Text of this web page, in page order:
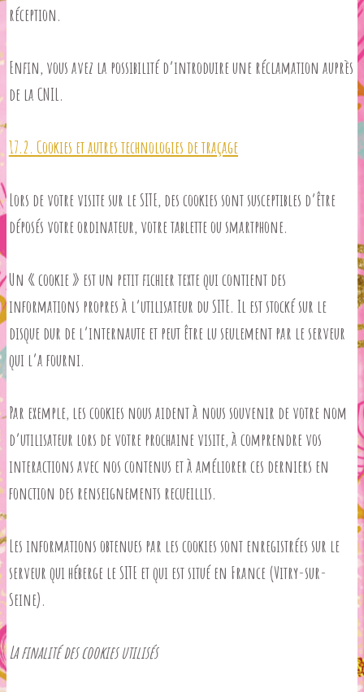
réception.
Enfin, vous avez la possibilité d’introduire une réclamation auprès
de la CNIL.
17.2. Cookies et autres technologies de traçage
Lors de votre visite sur le SITE, des cookies sont susceptibles d’être
déposés votre ordinateur, votre tablette ou smartphone.
Un « cookie » est un petit fichier texte qui contient des
informations propres à l’utilisateur du SITE. Il est stocké sur le
disque dur de l’internaute et peut être lu seulement par le serveur
qui l’a fourni.
Par exemple, les cookies nous aident à nous souvenir de votre nom
d’utilisateur lors de votre prochaine visite, à comprendre vos
interactions avec nos contenus et à améliorer ces derniers en
fonction des renseignements recueillis.
Les informations obtenues par les cookies sont enregistrées sur le
serveur qui héberge le SITE et qui est situé en France (Vitry-sur-
Seine).
La finalité des cookies utilisés